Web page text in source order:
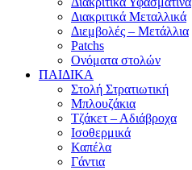
Διακριτικά Μεταλλικά
Διεμβολές – Μετάλλια
Patchs
Ονόματα στολών
ΠΑΙΔΙΚΑ
Στολή Στρατιωτική
Μπλουζάκια
Τζάκετ – Αδιάβροχα
Ισοθερμικά
Καπέλα
Γάντια